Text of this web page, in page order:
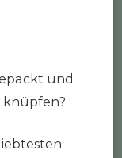
und
knüpfen?